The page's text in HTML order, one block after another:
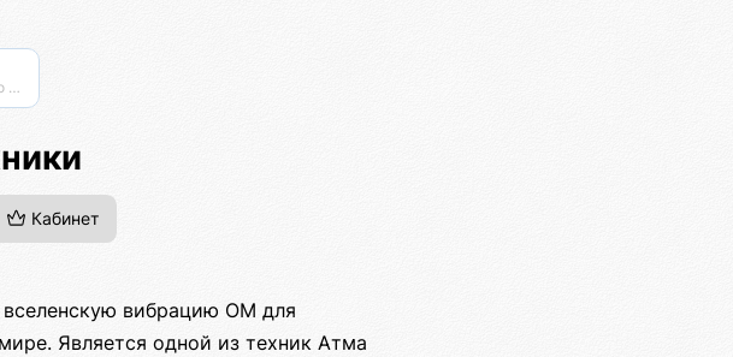
Ом-чантинг - это групповая практика пропевания звука Ом
Кабинет
вселенскую вибрацию ОМ для
Является одной из техник Атма